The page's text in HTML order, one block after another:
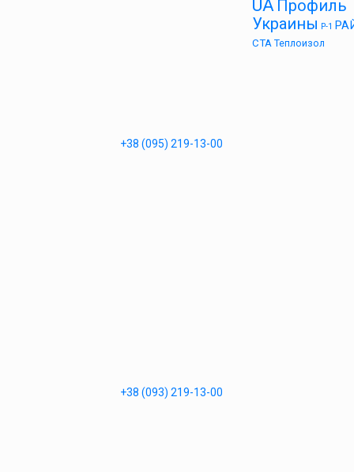
+38 (095) 219-13-00
+38 (093) 219-13-00
UA Профиль
Украины Р-1
СТА Теплоизол